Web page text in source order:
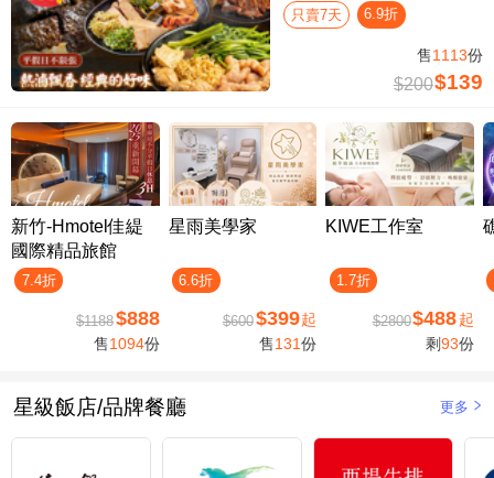
只賣7天 6.9折
售1113份
$200$139
新竹-Hmotel佳緹
國際精品旅館
7.4折
$1188$888
售1094份
星雨美學家
6.6折
$600$399起
售131份
KIWE工作室
1.7折
$2800$488 起
剩93份
星級飯店/品牌餐廳 更多